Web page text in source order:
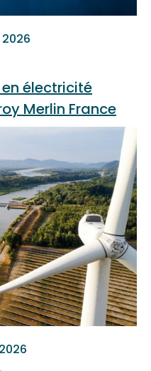
2026
électricité
Merlin France